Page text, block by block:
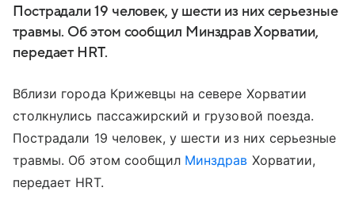
Пострадали 19 человек, у шести из них серьезные
травмы. Об этом сообщил Минздрав Хорватии,
передает HRT.
Вблизи города Крижевцы на севере Хорватии
столкнулись пассажирский и грузовой поезда.
Пострадали 19 человек, у шести из них серьезные
травмы. Об этом сообщил Минздрав Хорватии,
передает HRT.